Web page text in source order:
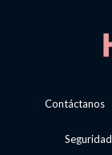
Contáctanos
Seguridad